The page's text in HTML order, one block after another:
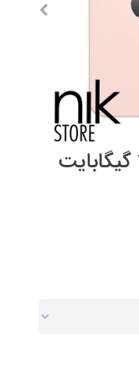
آیفون 13 ظرفیت 256 گیگابایت